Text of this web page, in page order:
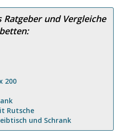
und Vergleiche
200
Rutsche
und Schrank